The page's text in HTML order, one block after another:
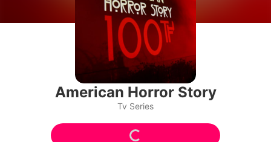
Lifestyle
Familie & Liebe
Promiflash Exklusiv
Alle Themen auf Promiflash
Jobs
American Horror Story
Tv Series